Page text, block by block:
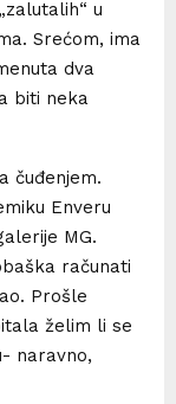
u
Srećom, ima
dva
biti neka
čuđenjem.
Enveru
MG.
računati
Prošle
želim li se
naravno,